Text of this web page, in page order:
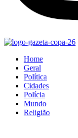
Home
Geral
Política
Cidades
Polícia
Mundo
Religião